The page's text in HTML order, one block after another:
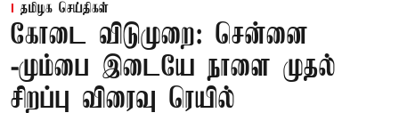
தமிழக செய்திகள்
கோடை விடுமுறை: சென்னை
-மும்பை இடையே நாளை முதல்
சிறப்பு விரைவு ரெயில்